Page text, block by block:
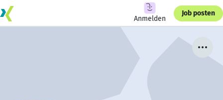
Anmelden
Job posten